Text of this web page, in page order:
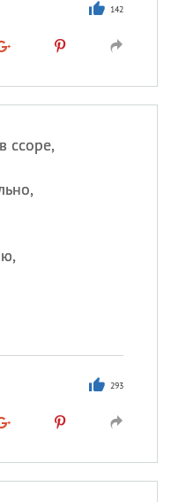
142
ссоре,
293